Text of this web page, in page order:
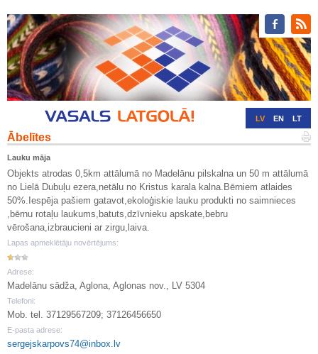
LV EN LT
Ābelītes
Lauku māja
Objekts atrodas 0,5km attālumā no Madelānu pilskalna un 50 m attālumā
no Lielā Dubuļu ezera,netālu no Kristus karala kalna.Bērniem atlaides
50%.Iespēja pašiem gatavot,ekoloģiskie lauku produkti no saimnieces
,bērnu rotaļu laukums,batuts,dzīvnieku apskate,bebru
vērošana,izbraucieni ar zirgu,laiva.
Lapas apmeklētāju novērtējums:
Adrese:
Madelānu sādža, Aglona, Aglonas nov., LV 5304
Telefoni:
Mob. tel. 37129567209; 37126456650
E-pasta adrese:
sergejskarpovs74@inbox.lv